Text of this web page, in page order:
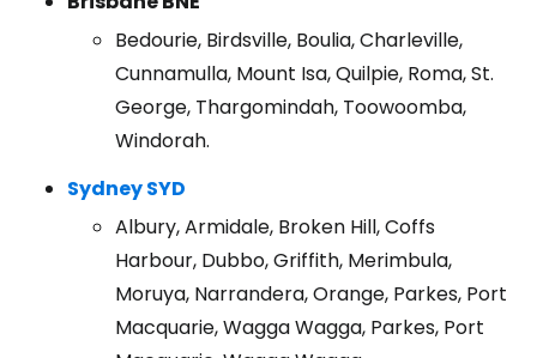
Bedourie, Birdsville, Boulia, Charleville,
Cunnamulla, Mount Isa, Quilpie, Roma, St.
George, Thargomindah, Toowoomba,
Windorah.
Sydney SYD
Albury, Armidale, Broken Hill, Coffs
Harbour, Dubbo, Griffith, Merimbula,
Moruya, Narrandera, Orange, Parkes, Port
Macquarie, Wagga Wagga, Parkes, Port